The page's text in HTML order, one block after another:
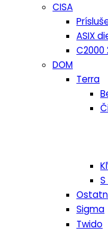
CISA
ASIX
C2000
DOM
Terra
Sigma
Twido